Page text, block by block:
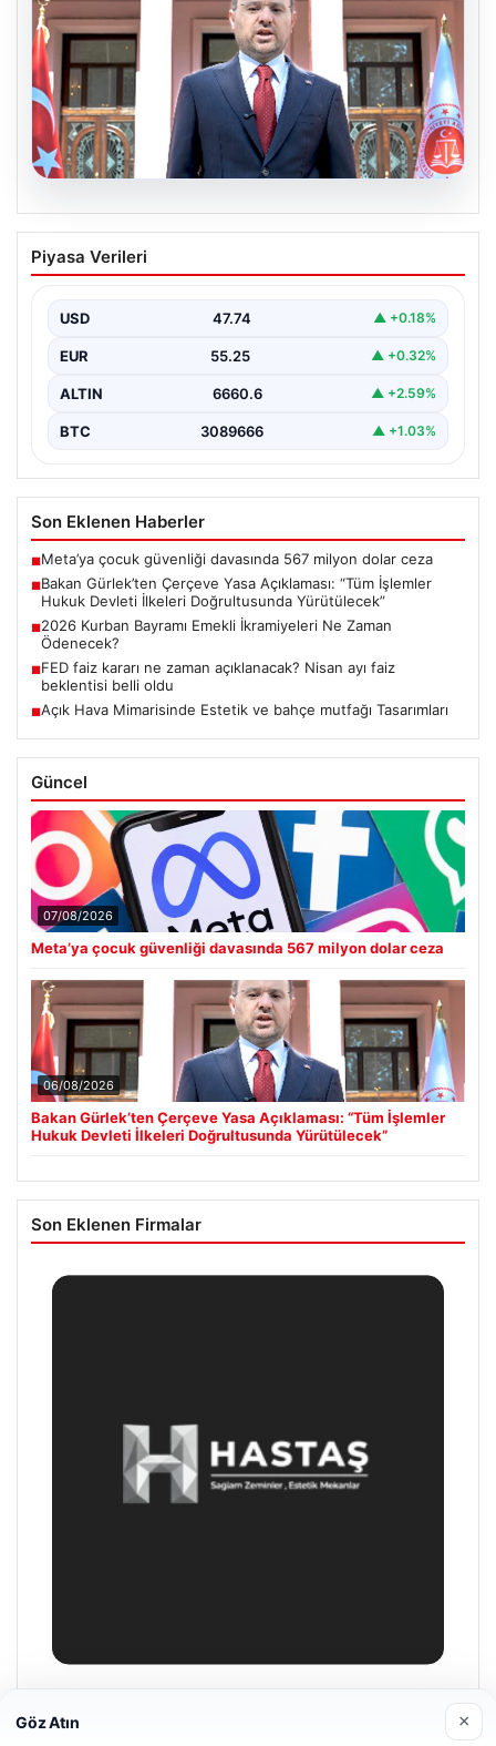
Bakan Gürlek’ten Çerçeve Yasa
Açıklaması: “Tüm İşlemler Hukuk
Yürütülecek”
Adalet Bakanı Akın Gürlek, terörle mücadelede yeni bir
dönemi başlatacak çerçeve yasanın Meclis’te kabul…
Piyasa Verileri
USD 47.74 ▲ +0.18%
EUR 55.25 ▲ +0.32%
ALTIN 6660.6 ▲ +2.59%
BTC 3089666 ▲ +1.03%
Son Eklenen Haberler
■Meta’ya çocuk güvenliği davasında 567 milyon dolar ceza
■Bakan Gürlek’ten Çerçeve Yasa Açıklaması: “Tüm İşlemler
Hukuk Devleti İlkeleri Doğrultusunda Yürütülecek”
■2026 Kurban Bayramı Emekli İkramiyeleri Ne Zaman
Ödenecek?
■FED faiz kararı ne zaman açıklanacak? Nisan ayı faiz
beklentisi belli oldu
■Açık Hava Mimarisinde Estetik ve bahçe mutfağı Tasarımları
Güncel
07/08/2026
Meta’ya çocuk güvenliği davasında 567 milyon dolar ceza
06/08/2026
Bakan Gürlek’ten Çerçeve Yasa Açıklaması: “Tüm İşlemler
Hukuk Devleti İlkeleri Doğrultusunda Yürütülecek”
Son Eklenen Firmalar
Hastaş Beton
Göz Atın ×